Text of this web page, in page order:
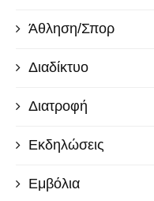
Άθληση/Σπορ
Διαδίκτυο
Διατροφή
Εκδηλώσεις
Εμβόλια